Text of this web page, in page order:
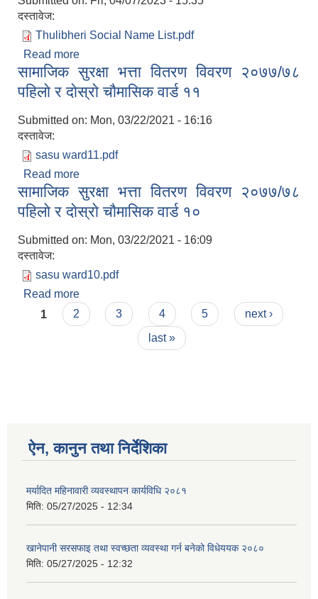
दस्तावेज:
Thulibheri Social Name List.pdf
Read more
नामावली ०७९/८०
सामाजिक सुरक्षा भत्ता वितरण विवरण २०७७/७८
पहिलाे र दाेस्राे चाैमासिक वार्ड ११
Submitted on: Mon, 03/22/2021 - 16:16
दस्तावेज:
sasu ward11.pdf
Read more
पहिलाे र दाेस्राे चाैमासिक वार्ड ११
सामाजिक सुरक्षा भत्ता वितरण विवरण २०७७/७८
पहिलाे र दाेस्राे चाैमासिक वार्ड १०
Submitted on: Mon, 03/22/2021 - 16:09
दस्तावेज:
sasu ward10.pdf
Read more
पहिलाे र दाेस्राे चाैमासिक वार्ड १०
Pages
1 2 3 4 5
next ›
last »
ऐन, कानुन तथा निर्देशिका
मर्यादित महिनावारी व्यवस्थापन कार्यविधि २०८१
मिति: 05/27/2025 - 12:34
खानेपानी सरसफाइ तथा स्वच्छता व्यवस्था गर्न बनेको विधेययक २०८०
मिति: 05/27/2025 - 12:32